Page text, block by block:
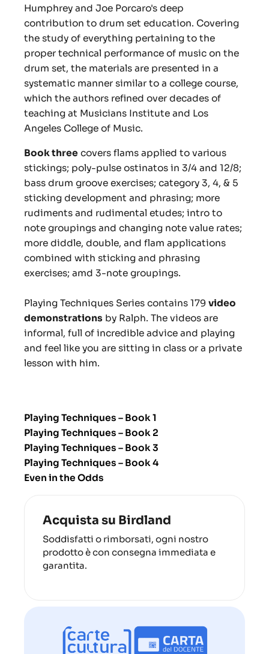
Humphrey and Joe Porcaro's deep
contribution to drum set education. Covering
the study of everything pertaining to the
proper technical performance of music on the
drum set, the materials are presented in a
systematic manner similar to a college course,
which the authors refined over decades of
teaching at Musicians Institute and Los
Angeles College of Music.
Book three covers flams applied to various
stickings; poly-pulse ostinatos in 3/4 and 12/8;
bass drum groove exercises; category 3, 4, & 5
sticking development and phrasing; more
rudiments and rudimental etudes; intro to
note groupings and changing note value rates;
more diddle, double, and flam applications
combined with sticking and phrasing
exercises; amd 3-note groupings.
Playing Techniques Series contains 179 video
demonstrations by Ralph. The videos are
informal, full of incredible advice and playing
and feel like you are sitting in class or a private
lesson with him.
Playing Techniques – Book 1
Playing Techniques – Book 2
Playing Techniques – Book 3
Playing Techniques – Book 4
Even in the Odds
Acquista su Birdland
Soddisfatti o rimborsati, ogni nostro
prodotto è con consegna immediata e
garantita.